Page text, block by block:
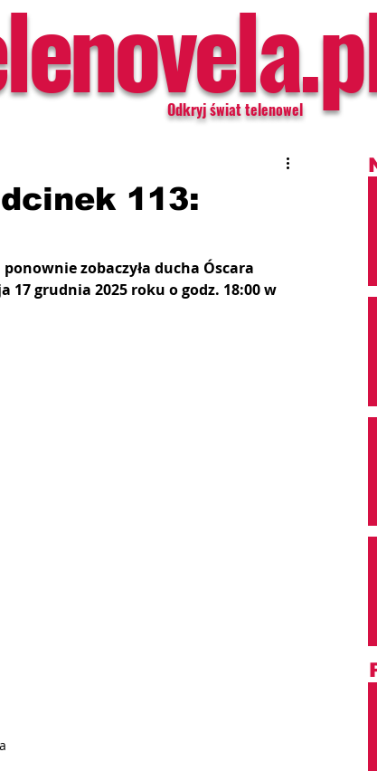
Odkryj świat telenowel
113:
zobaczyła ducha Óscara
17 grudnia 2025 roku o godz. 18:00 w